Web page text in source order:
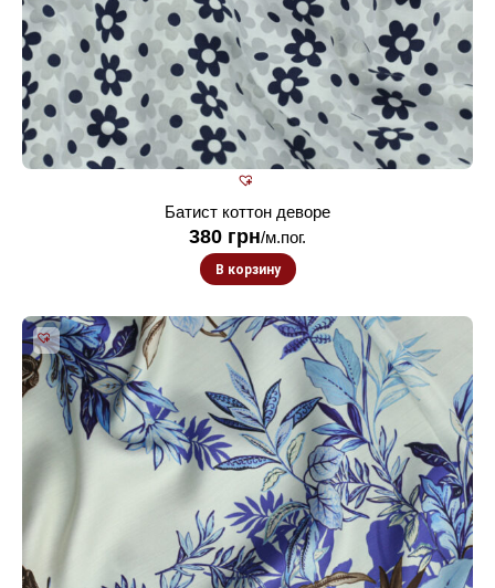
Батист коттон деворе
380 грн/м.пог.
В корзину